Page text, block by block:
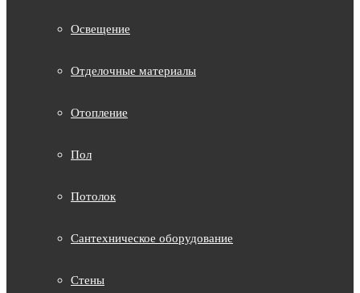
Освещение
Отделочные материалы
Отопление
Пол
Потолок
Сантехническое оборудование
Стены